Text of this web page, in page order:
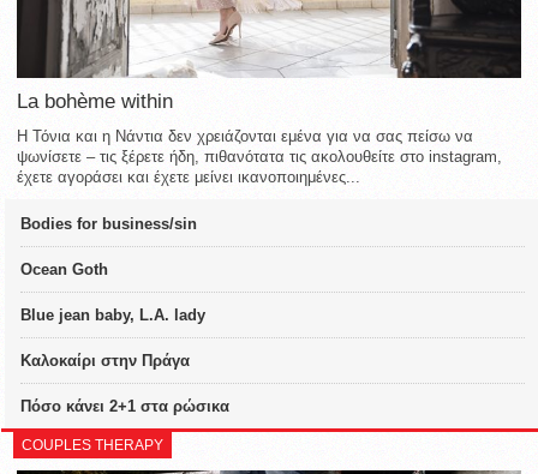
La bohème within
Η Τόνια και η Νάντια δεν χρειάζονται εμένα για να σας πείσω να
ψωνίσετε – τις ξέρετε ήδη, πιθανότατα τις ακολουθείτε στο instagram,
έχετε αγοράσει και έχετε μείνει ικανοποιημένες...
Bodies for business/sin
Ocean Goth
Blue jean baby, L.A. lady
Καλοκαίρι στην Πράγα
Πόσο κάνει 2+1 στα ρώσικα
COUPLES THERAPY